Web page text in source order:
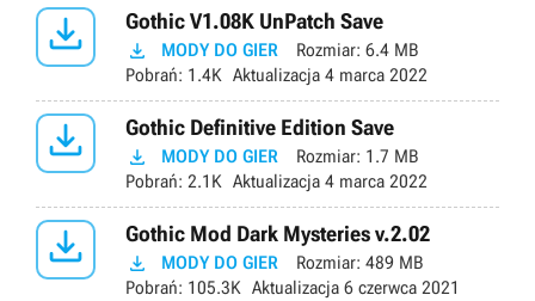
 Gothic V1.08K UnPatch Save
 MODY DO GIER Rozmiar: 6.4 MB
Pobrań: 1.4K Aktualizacja 4 marca 2022
 Gothic Definitive Edition Save
 MODY DO GIER Rozmiar: 1.7 MB
Pobrań: 2.1K Aktualizacja 4 marca 2022
 Gothic Mod Dark Mysteries v.2.02
 MODY DO GIER Rozmiar: 489 MB
Pobrań: 105.3K Aktualizacja 6 czerwca 2021